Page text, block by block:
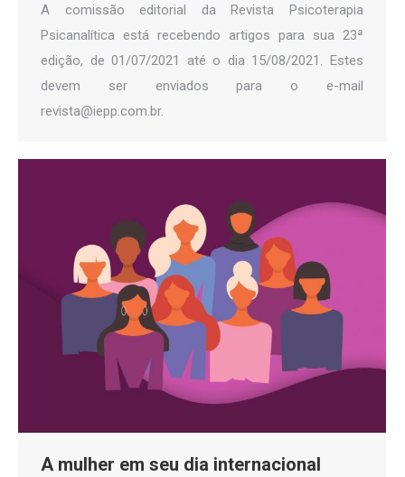
A comissão editorial da Revista Psicoterapia
Psicanalítica está recebendo artigos para sua 23ª
edição, de 01/07/2021 até o dia 15/08/2021. Estes
devem ser enviados para o e-mail
revista@iepp.com.br.
A mulher em seu dia internacional